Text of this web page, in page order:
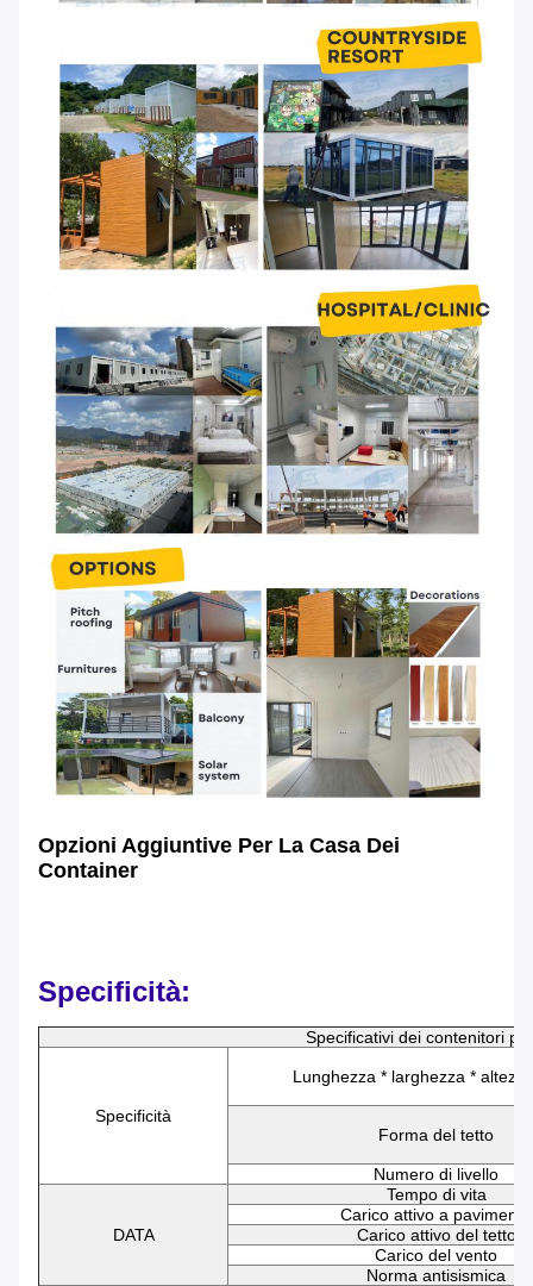
Opzioni Aggiuntive Per La Casa Dei
Container
Specificità:
Specificativi dei contenitori
Specificità
Lunghezza * larghezza *
Forma del tetto
Numero di livello
DATA
Tempo di vita
Carico attivo a pavimento
Carico attivo del tetto
Carico del vento
Norma antisismica